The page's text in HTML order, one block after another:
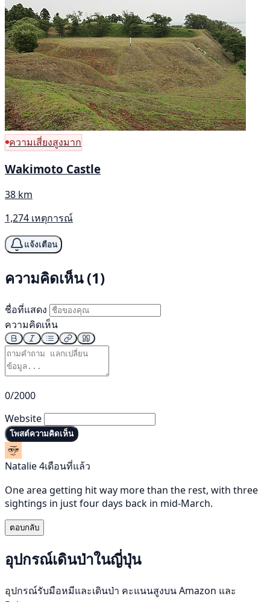
ความเสี่ยงสูงมาก
Wakimoto Castle
38 km
1,274 เหตุการณ์
แจ้งเตือน
ความคิดเห็น (1)
ชื่อที่แสดง
ความคิดเห็น
0/2000
Website
โพสต์ความคิดเห็น
Natalie4เดือนที่แล้ว
One area getting hit way more than the rest, with three
sightings in just four days back in mid-March.
ตอบกลับ
อุปกรณ์เดินป่าในญี่ปุ่น
อุปกรณ์รับมือหมีและเดินป่า คะแนนสูงบน Amazon และ